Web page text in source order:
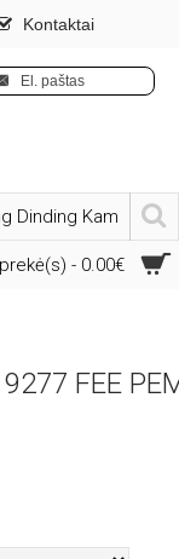
Kontaktai
El. paštas
- 0.00€
FEE